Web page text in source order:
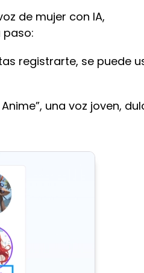
de mujer con IA,
paso:
registrarte, se puede
una voz joven,